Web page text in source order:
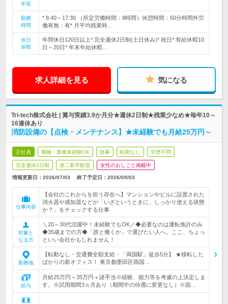
年収
勤務
時間
* 8:40～17:30 （所定労働時間：8時間）休憩時間：50分時間外労
働有無：有* 月平均残業時…
休日
休暇
年間休日120日以上* 完全週休2日制(土日休み)* 祝日* 有給休暇10
日～20日* 年末年始休暇…
求人詳細を見る 気になる
Tri-tech株式会社 | 賞与実績3.9か月分★週休2日制★残業少なめ★毎年10～
16連休あり
消防設備の【点検・メンテナンス】★未経験でも月給25万円～
正社員 職種・業種未経験OK 急募 転勤なし 学歴不問
完全週休2日制 第二新卒歓迎 女性のおしごと掲載中
情報更新日：2026/07/03 終了予定日： 2026/09/03
仕事内容
【会社のこれからを担う存在へ】マンションやビルに設置された
消火器や感知器などが「いざというときに、しっかり使える状態
か？」をチェックする仕事
対象と
なる方
＼20～30代活躍中！未経験でもOK／◆必要なのは運転免許のみ
◆35歳までの方◆「誰と働くか」で選びたい人へ。ここ、ちょっ
といい会社かもしれません！
勤務地
【転勤なし・交通費全額支給・「両国駅」徒歩5分】 ★移転した
ばかりの新オフィス！ 東京都墨田区両国…
給与
月給25万円～35万円＋諸手当※経験、能力等を考慮の上決定しま
す。※試用期間3ヵ月あり（期間中の待遇に変更なし）※固…